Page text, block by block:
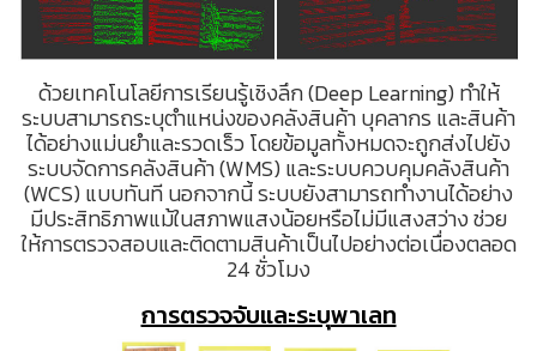
ด้วยเทคโนโลยีการเรียนรู้เชิงลึก (Deep Learning) ทำให้
ระบบสามารถระบุตำแหน่งของคลังสินค้า บุคลากร และสินค้า
ได้อย่างแม่นยำและรวดเร็ว โดยข้อมูลทั้งหมดจะถูกส่งไปยัง
ระบบจัดการคลังสินค้า (WMS) และระบบควบคุมคลังสินค้า
(WCS) แบบทันที นอกจากนี้ ระบบยังสามารถทำงานได้อย่าง
มีประสิทธิภาพแม้ในสภาพแสงน้อยหรือไม่มีแสงสว่าง ช่วย
ให้การตรวจสอบและติดตามสินค้าเป็นไปอย่างต่อเนื่องตลอด
24 ชั่วโมง
การตรวจจับและระบุพาเลท